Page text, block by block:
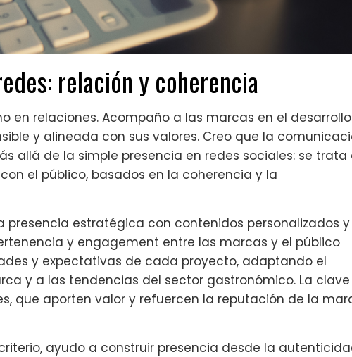
relación y coherencia
en relaciones. Acompaño a las marcas en el desarrollo
y alineada con sus valores. Creo que la
allá de la simple presencia en redes sociales: se trata
el público, basados en la coherencia y la
presencia estratégica con contenidos personalizados y
y engagement entre las marcas y el público
y expectativas de cada proyecto, adaptando el
y a las tendencias del sector gastronómico. La clave
que aporten valor y refuercen la reputación de la
ayudo a construir presencia desde la